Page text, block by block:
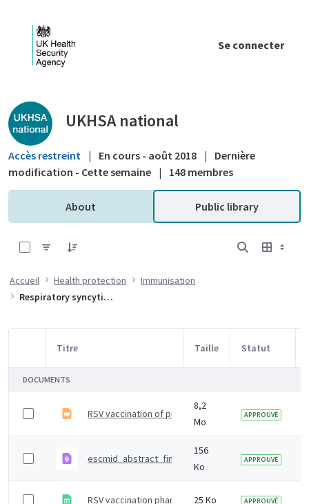
Se connecter
Public library - UKHSA national
UKHSA national
Accès restreint | En cours - août 2018 |
Dernière
modification - Cette semaine | 148 membres
About Public library
Accueil Health protection
Immunisation
Respiratory syncytial virus (RSV)
Sélection d'article
Titre Taille Statut
DOCUMENTS
RSV vaccination of pregnant women for infant
8,2
Mo
APPROUVÉ
escmid_abstract_final-NB
156
Ko
APPROUVÉ
RSV vaccination pharmacy pilot tables
25 Ko APPROUVÉ